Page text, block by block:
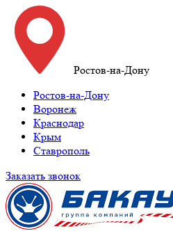
Ростов-на-Дону
Ростов-на-Дону
Воронеж
Краснодар
Крым
Ставрополь
Заказать звонок